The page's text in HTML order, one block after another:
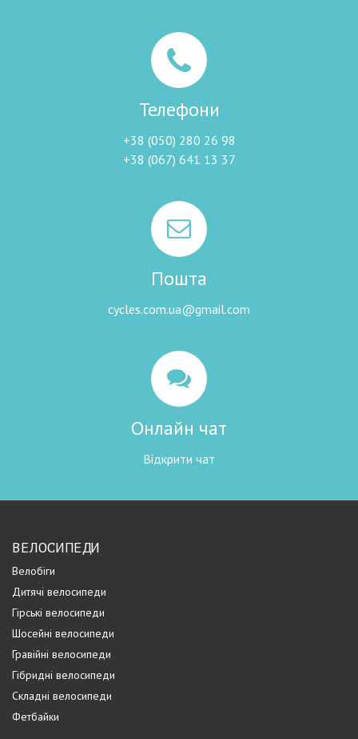
Телефони
+38 (050) 280 26 98
+38 (067) 641 13 37
Пошта
cycles.com.ua@gmail.com
Онлайн чат
Відкрити чат
ВЕЛОСИПЕДИ
Велобіги
Дитячі велосипеди
Гірські велосипеди
Шосейні велосипеди
Гравійні велосипеди
Гібридні велосипеди
Складні велосипеди
Фетбайки